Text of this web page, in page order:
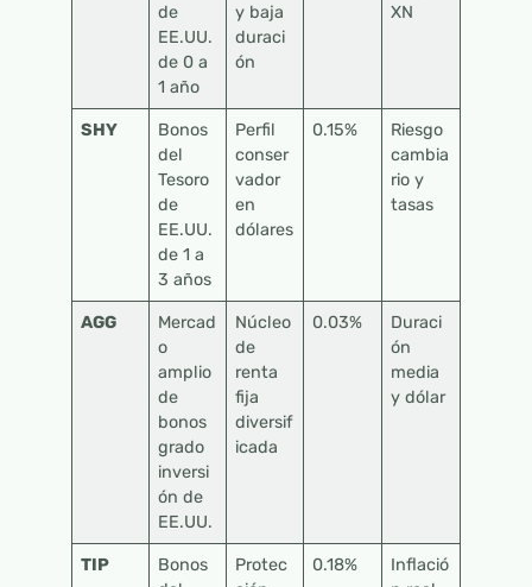
de
EE.UU.
de 0 a
1 año
y baja
duraci
ón
XN
SHY
Bonos
del
Tesoro
de
EE.UU.
de 1 a
3 años
Perfil
conser
vador
en
dólares
0.15%
Riesgo
cambia
rio y
tasas
AGG
Mercad
o
amplio
de
bonos
grado
inversi
ón de
EE.UU.
Núcleo
de
renta
fija
diversif
icada
0.03%
Duraci
ón
media
y dólar
TIP
Bonos
Protec
0.18%
Inflació